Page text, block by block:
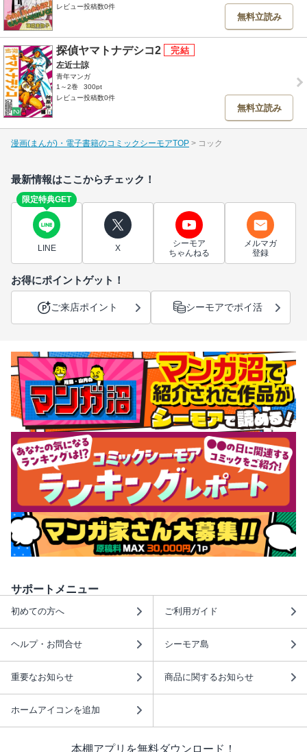
レビュー投稿数0件
無料立読み
探偵ヤマトナデシコ2
左近士諒
青年マンガ
1～2巻
300pt
レビュー投稿数0件
無料立読み
漫画(まんが)・電子書籍のコミックシーモアTOP コック
最新情報はここからチェック！
限定特典GET
LINE X
シーモア
ちゃんねる
メルマガ
登録
お得にポイントゲット！
ご来店ポイント シーモアでポイ活
サポートメニュー
初めての方へ ご利用ガイド
ヘルプ・お問合せ シーモア島
重要なお知らせ 商品に関するお知らせ
ホームアイコンを追加
本棚アプリを無料ダウンロード！